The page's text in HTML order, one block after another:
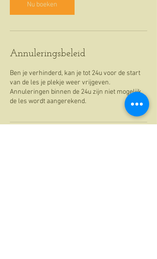
Nu boeken
Annuleringsbeleid
Ben je verhinderd, kan je tot 24u voor de start
van de les je plekje weer vrijgeven.
Annuleringen binnen de 24u zijn niet mogelijk,
de les wordt aangerekend.